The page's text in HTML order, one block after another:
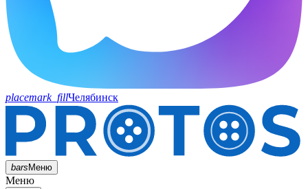
placemark_fillЧелябинск
barsМеню
Меню